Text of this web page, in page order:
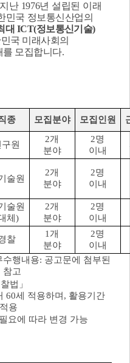
난 1976년 설립된 이래
민국 정보통신산업의
대 ICT(정보통신기술)
국 미래사회의
를 모집합니다.
종 모집분야 모집인원
원
2개
분야
2명
이내
술원
2개
분야
2명
이내
술원
체 )
2개
분야
2명
이내
찰
1 개
분야
2명
이내
수행내용: 공고문에 첨부된
참고
법 」
60세 적용하며 , 활용기간
용
요에 따라 변경 가능